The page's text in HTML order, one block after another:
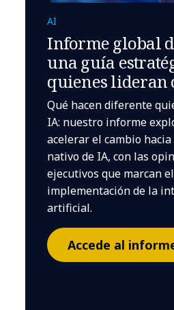
AI
Informe global
una guía
quienes lideran
Qué hacen diferente
IA: nuestro informe
acelerar el cambio
nativo de IA, con las
ejecutivos que marcan
implementación de la
artificial.
Accede al